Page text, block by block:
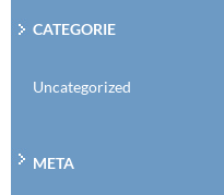
CATEGORIE
Uncategorized
META